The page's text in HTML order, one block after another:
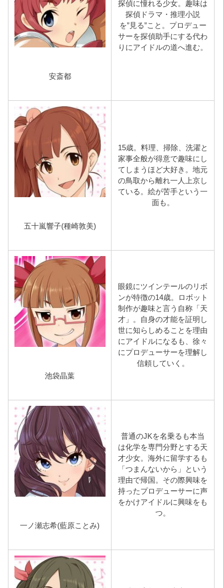
安斎都
探偵に憧れる少女。趣味は
探偵ドラマ・推理小説
を”見る”こと。プロデュー
サーを探偵助手にする代わ
りにアイドルの道へ進む。
五十嵐響子(種崎敦美)
15歳。料理、掃除、洗濯と
家事全般が得意で趣味にし
てしまうほど大好き。地元
の鳥取から離れ一人上京し
ている。絵が苦手という一
面も。
池袋晶葉
眼鏡にツインテールのリボ
ンが特徴の14歳。ロボット
制作が趣味と言う自称「天
才」。自身の才能を証明し
世に知らしめることを理由
にアイドルになるも、徐々
にプロデューサーを理解し
信頼していく。
一ノ瀬志希(藍原ことみ)
普通のJKを名乗るも本当
は化学を専門分野とする天
才少女。海外に留学するも
「つまんないから」という
理由で帰国。その際興味を
持ったプロデューサーに声
をかけアイドルに興味をも
つ。